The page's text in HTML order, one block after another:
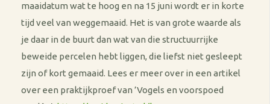
maaidatum wat te hoog en na 15 juni wordt er in korte
tijd veel van weggemaaid. Het is van grote waarde als
je daar in de buurt dan wat van die structuurrijke
beweide percelen hebt liggen, die liefst niet gesleept
zijn of kort gemaaid. Lees er meer over in een artikel
over een praktijkproef van ’Vogels en voorspoed